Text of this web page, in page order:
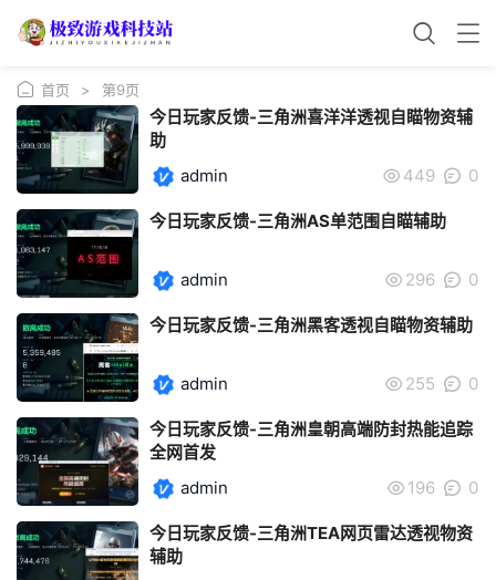
首页 > 第9页
今日玩家反馈-三角洲喜洋洋透视自瞄物资辅
助
admin
449 0
今日玩家反馈-三角洲AS单范围自瞄辅助
admin 296 0
今日玩家反馈-三角洲黑客透视自瞄物资辅助
admin 255 0
今日玩家反馈-三角洲皇朝高端防封热能追踪
全网首发
admin
196 0
今日玩家反馈-三角洲TEA网页雷达透视物资
辅助